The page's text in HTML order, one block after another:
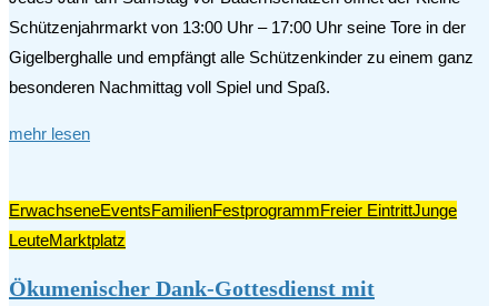
Schützenjahrmarkt von 13:00 Uhr – 17:00 Uhr seine Tore in der
Gigelberghalle und empfängt alle Schützenkinder zu einem ganz
besonderen Nachmittag voll Spiel und Spaß.
mehr lesen
ErwachseneEventsFamilienFestprogrammFreier EintrittJunge
LeuteMarktplatz
Ökumenischer Dank-Gottesdienst mit